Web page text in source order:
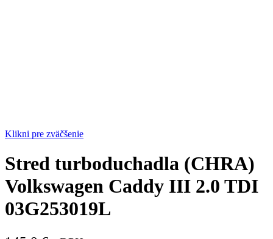
Klikni pre zväčšenie
Stred turboduchadla (CHRA)
Volkswagen Caddy III 2.0 TDI
03G253019L